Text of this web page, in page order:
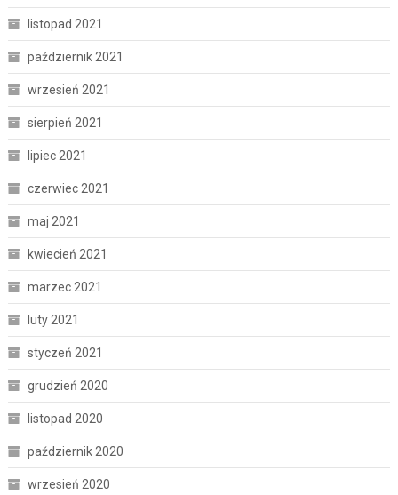
listopad 2021
październik 2021
wrzesień 2021
sierpień 2021
lipiec 2021
czerwiec 2021
maj 2021
kwiecień 2021
marzec 2021
luty 2021
styczeń 2021
grudzień 2020
listopad 2020
październik 2020
wrzesień 2020